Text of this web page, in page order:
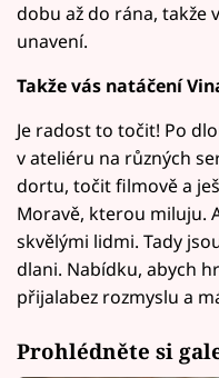
dobu až do rána, takže
unavení.
Takže vás natáčení
Je radost to točit! Po
v ateliéru na různých
dortu, točit filmově a
Moravě, kterou miluju.
skvělými lidmi. Tady
dlani. Nabídku, abych
přijalabez rozmyslu a
Prohlédněte si